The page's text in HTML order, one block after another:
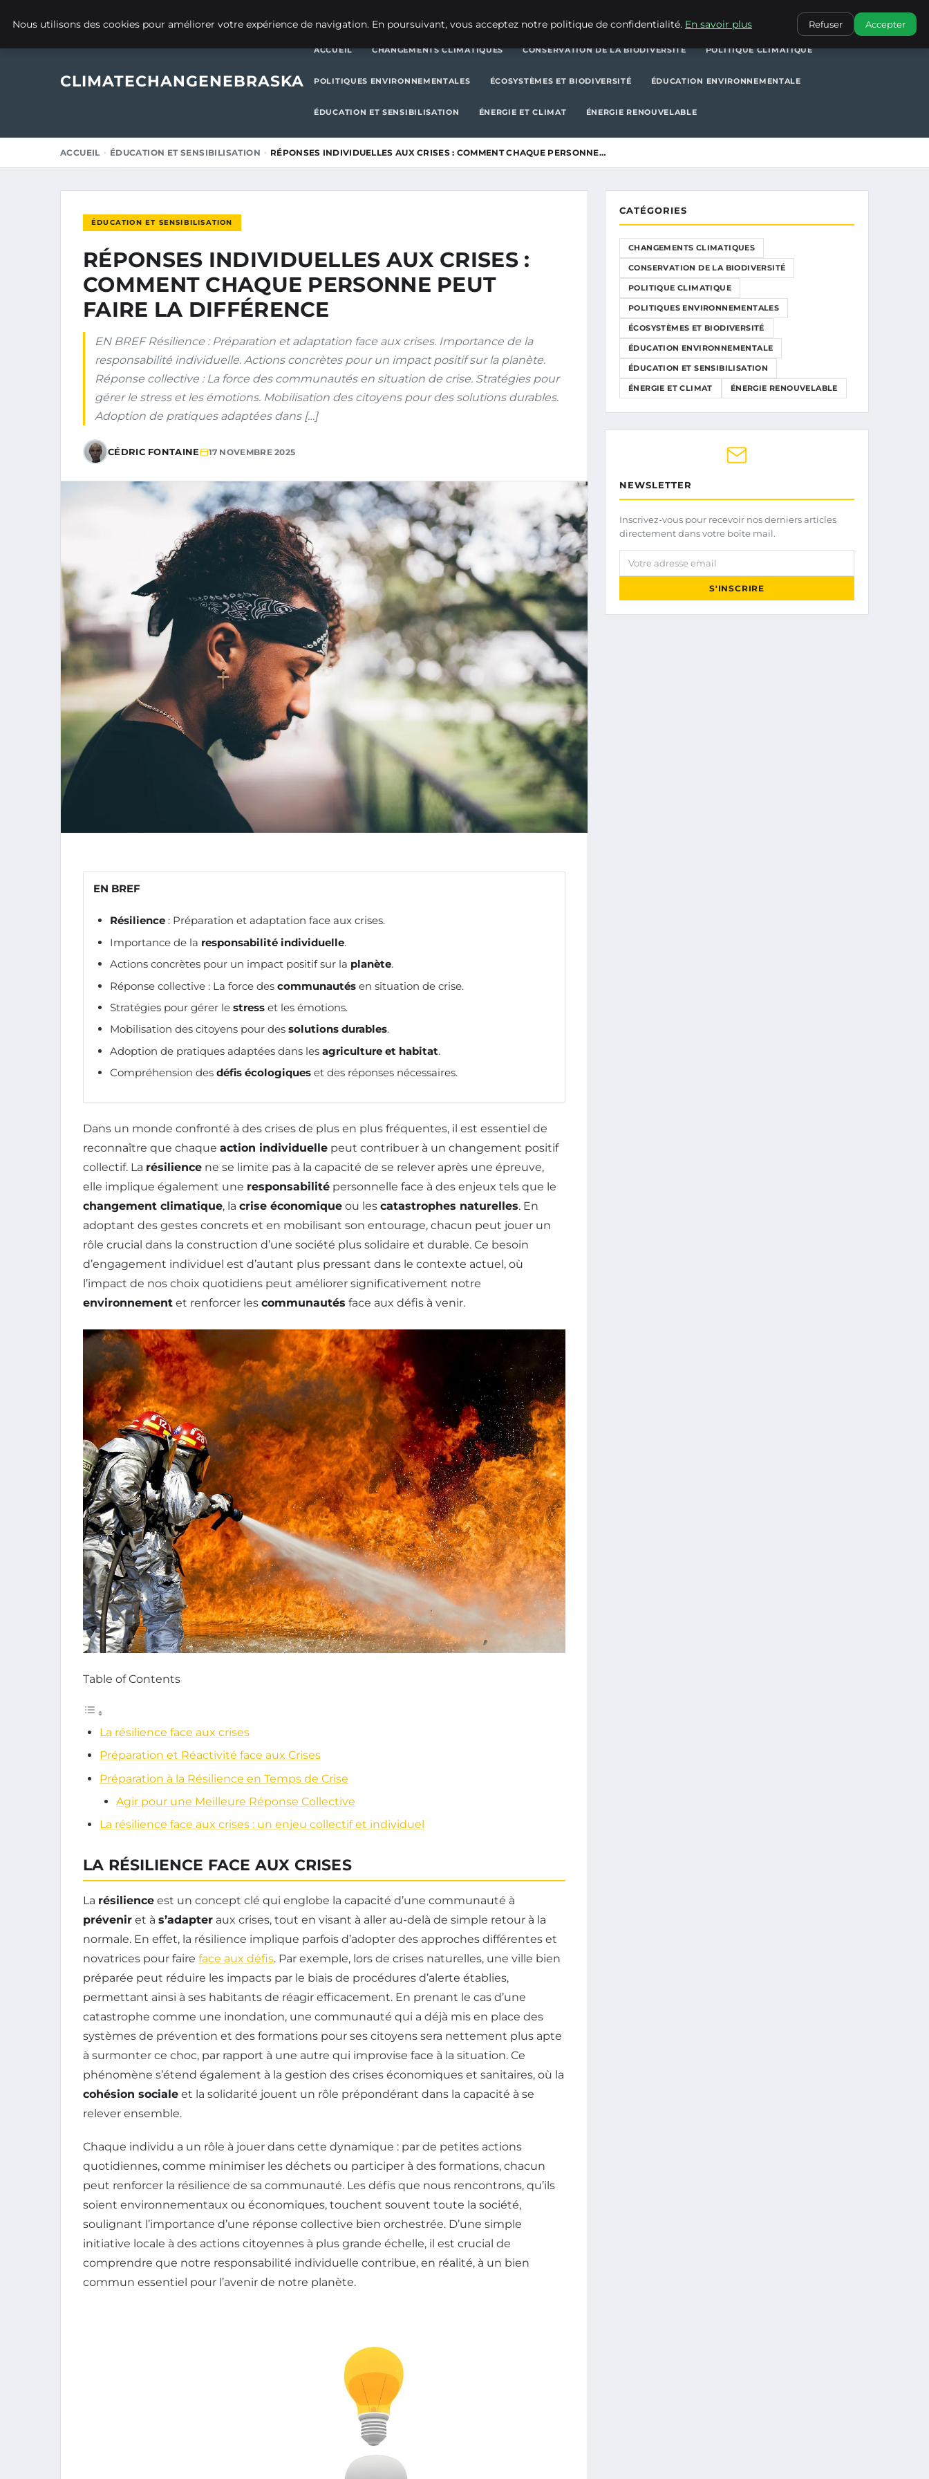
POLITIQUES ENVIRONNEMENTALES
CLIMATECHANGENEBRASKA
ACCUEIL CHANGEMENTS CLIMATIQUES CONSERVATION DE LA BIODIVERSITÉ POLITIQUE CLIMATIQUE
POLITIQUES ENVIRONNEMENTALES ÉCOSYSTÈMES ET BIODIVERSITÉ ÉDUCATION ENVIRONNEMENTALE
ÉDUCATION ET SENSIBILISATION ÉNERGIE ET CLIMAT ÉNERGIE RENOUVELABLE
ACCUEIL ÉDUCATION ET SENSIBILISATION RÉPONSES INDIVIDUELLES AUX CRISES : COMMENT CHAQUE PERSONNE…
ÉDUCATION ET SENSIBILISATION
RÉPONSES INDIVIDUELLES AUX CRISES :
COMMENT CHAQUE PERSONNE PEUT
FAIRE LA DIFFÉRENCE
EN BREF Résilience : Préparation et adaptation face aux crises. Importance de la
responsabilité individuelle. Actions concrètes pour un impact positif sur la planète.
Réponse collective : La force des communautés en situation de crise. Stratégies pour
gérer le stress et les émotions. Mobilisation des citoyens pour des solutions durables.
Adoption de pratiques adaptées dans […]
CÉDRIC FONTAINE 17 NOVEMBRE 2025
EN BREF
Résilience : Préparation et adaptation face aux crises.
Importance de la responsabilité individuelle.
Actions concrètes pour un impact positif sur la planète.
Réponse collective : La force des communautés en situation de crise.
Stratégies pour gérer le stress et les émotions.
Mobilisation des citoyens pour des solutions durables.
Adoption de pratiques adaptées dans les agriculture et habitat.
Compréhension des défis écologiques et des réponses nécessaires.
Dans un monde confronté à des crises de plus en plus fréquentes, il est essentiel de
reconnaître que chaque action individuelle peut contribuer à un changement positif
collectif. La résilience ne se limite pas à la capacité de se relever après une épreuve,
elle implique également une responsabilité personnelle face à des enjeux tels que le
changement climatique, la crise économique ou les catastrophes naturelles. En
adoptant des gestes concrets et en mobilisant son entourage, chacun peut jouer un
rôle crucial dans la construction d’une société plus solidaire et durable. Ce besoin
d’engagement individuel est d’autant plus pressant dans le contexte actuel, où
l’impact de nos choix quotidiens peut améliorer significativement notre
environnement et renforcer les communautés face aux défis à venir.
Table of Contents
La résilience face aux crises
Préparation et Réactivité face aux Crises
Préparation à la Résilience en Temps de Crise
Agir pour une Meilleure Réponse Collective
La résilience face aux crises : un enjeu collectif et individuel
LA RÉSILIENCE FACE AUX CRISES
La résilience est un concept clé qui englobe la capacité d’une communauté à
prévenir et à s’adapter aux crises, tout en visant à aller au-delà de simple retour à la
normale. En effet, la résilience implique parfois d’adopter des approches différentes et
novatrices pour faire face aux défis. Par exemple, lors de crises naturelles, une ville bien
préparée peut réduire les impacts par le biais de procédures d’alerte établies,
permettant ainsi à ses habitants de réagir efficacement. En prenant le cas d’une
catastrophe comme une inondation, une communauté qui a déjà mis en place des
systèmes de prévention et des formations pour ses citoyens sera nettement plus apte
à surmonter ce choc, par rapport à une autre qui improvise face à la situation. Ce
phénomène s’étend également à la gestion des crises économiques et sanitaires, où la
cohésion sociale et la solidarité jouent un rôle prépondérant dans la capacité à se
relever ensemble.
Chaque individu a un rôle à jouer dans cette dynamique : par de petites actions
quotidiennes, comme minimiser les déchets ou participer à des formations, chacun
peut renforcer la résilience de sa communauté. Les défis que nous rencontrons, qu’ils
soient environnementaux ou économiques, touchent souvent toute la société,
soulignant l’importance d’une réponse collective bien orchestrée. D’une simple
initiative locale à des actions citoyennes à plus grande échelle, il est crucial de
comprendre que notre responsabilité individuelle contribue, en réalité, à un bien
commun essentiel pour l’avenir de notre planète.
CATÉGORIES
CHANGEMENTS CLIMATIQUES
CONSERVATION DE LA BIODIVERSITÉ
POLITIQUE CLIMATIQUE
POLITIQUES ENVIRONNEMENTALES
ÉCOSYSTÈMES ET BIODIVERSITÉ
ÉDUCATION ENVIRONNEMENTALE
ÉDUCATION ET SENSIBILISATION
ÉNERGIE ET CLIMAT ÉNERGIE RENOUVELABLE
NEWSLETTER
Inscrivez-vous pour recevoir nos derniers articles
directement dans votre boîte mail.
Votre adresse email
S'INSCRIRE
Nous utilisons des cookies pour améliorer votre expérience de navigation. En poursuivant, vous acceptez notre politique de confidentialité. En savoir plus Refuser Accepter